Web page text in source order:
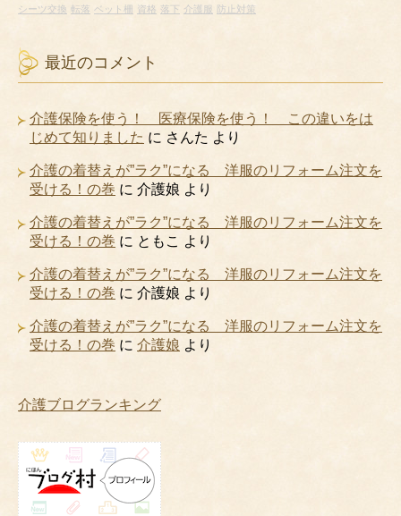
シーツ交換
転落 ベット柵 資格 落下 介護服 防止対策
最近のコメント
介護保険を使う！ 医療保険を使う！ この違いをは
じめて知りました に さんた より
介護の着替えが”ラク”になる 洋服のリフォーム注文を
受ける！の巻 に 介護娘 より
介護の着替えが”ラク”になる 洋服のリフォーム注文を
受ける！の巻 に ともこ より
介護の着替えが”ラク”になる 洋服のリフォーム注文を
受ける！の巻 に 介護娘 より
介護の着替えが”ラク”になる 洋服のリフォーム注文を
受ける！の巻 に 介護娘 より
介護ブログランキング